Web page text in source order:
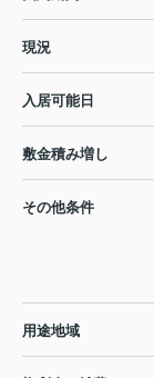
現況
入居可能日
敷金積み増し
その他条件
用途地域